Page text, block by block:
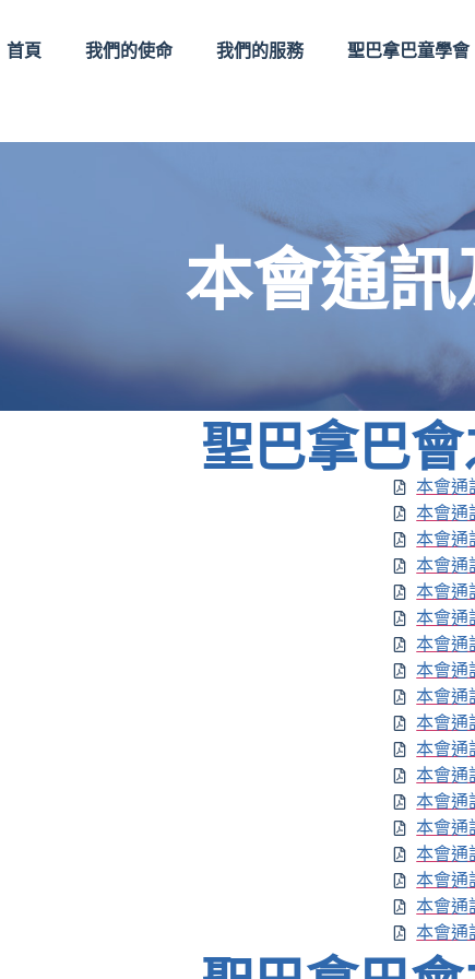
首頁 我們的使命 我們的服務 聖巴拿巴童學會
本會通
聖巴拿巴
本會通
本會通
本會通
本會通
本會通
本會通
本會通
本會通
本會通
本會通
本會通
本會通
本會通
本會通
本會通
本會通
本會通
本會通